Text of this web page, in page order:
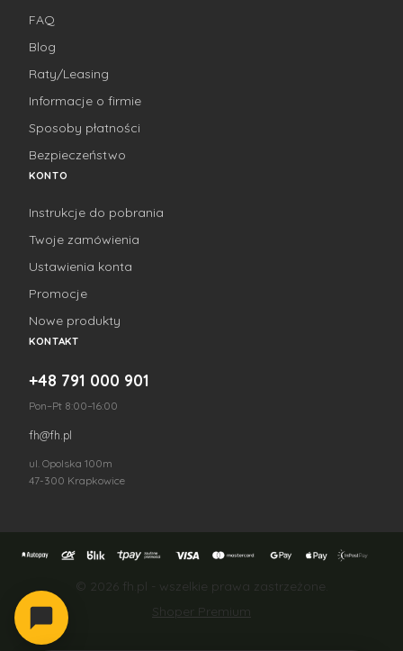
FAQ
Blog
Raty/Leasing
Informacje o firmie
Sposoby płatności
Bezpieczeństwo
KONTO
Instrukcje do pobrania
Twoje zamówienia
Ustawienia konta
Promocje
Nowe produkty
KONTAKT
+48 791 000 901
Pon–Pt 8:00–16:00
fh@fh.pl
ul. Opolska 100m
47-300 Krapkowice
© 2026 fh.pl - wszelkie prawa zastrzeżone.
Shoper Premium